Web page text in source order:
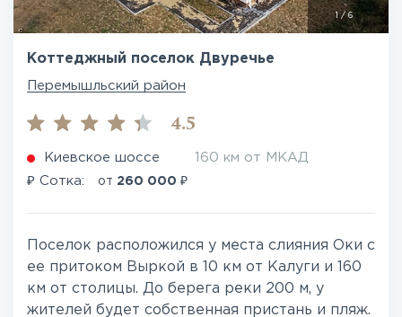
1/ 6
Коттеджный поселок Двуречье
Перемышльский район
4.5
Киевское шоссе 160 км от МКАД
₽ Сотка: от 260 000 ₽
Поселок расположился у места слияния Оки с
ее притоком Выркой в 10 км от Калуги и 160
км от столицы. До берега реки 200 м, у
жителей будет собственная пристань и пляж.